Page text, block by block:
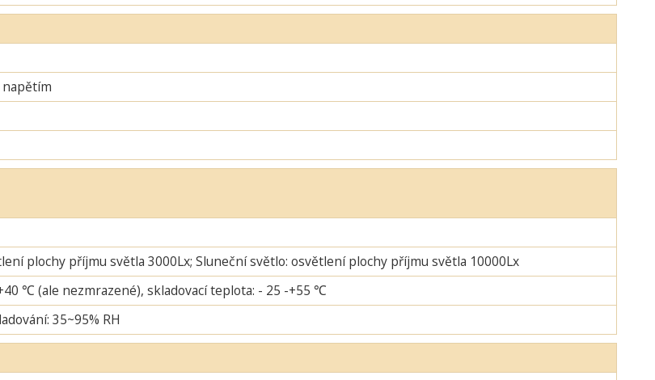
plochy příjmu světla 3000Lx; Sluneční světlo: osvětlení plochy příjmu světla 10000Lx
℃ (ale nezmrazené), skladovací teplota: - 25 -+55 ℃
35~95% RH